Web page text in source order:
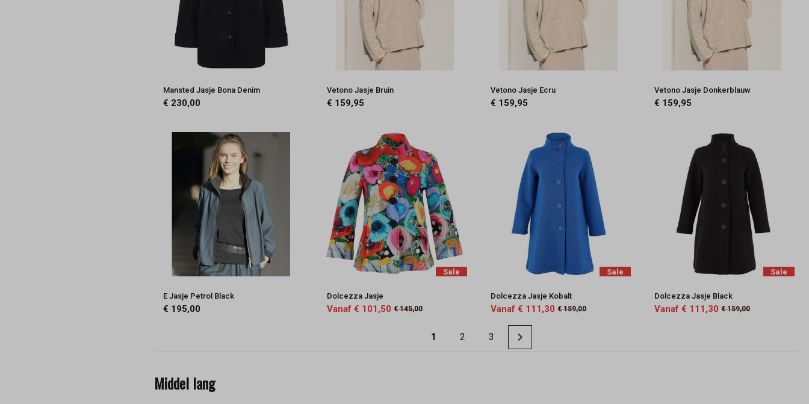
Mansted Jasje Bona Denim
€ 230,00
Vetono Jasje Bruin
€ 159,95
Vetono Jasje Ecru
€ 159,95
Vetono Jasje Donkerblauw
€ 159,95
E Jasje Petrol Black
€ 195,00
Sale
Dolcezza Jasje
Vanaf € 101,50 € 145,00
Sale
Dolcezza Jasje Kobalt
Vanaf € 111,30 € 159,00
Sale
Dolcezza Jasje Black
Vanaf € 111,30 € 159,00
1 2 3
Middel lang